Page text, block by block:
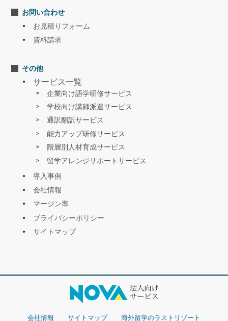
セミナー2022.3
NOVA×ジェック|無料セミナーを開催します！
<内容>「グローバル人財に求められる語学力とマインドセットの解
説セミナー」
NOVA×エイムソウル|無料セミナーを開催します！
<内容>「グローバル人材育成 把握と育成方法の解説セミナー」
- 2021年 -
お問い合わせ
お見積りフォーム
資料請求
その他
サービス一覧
企業向け語学研修サービス
学校向け講師派遣サービス
通訳翻訳サービス
能力アップ研修サービス
階層別人材育成サービス
留学アレンジサポートサービス
導入事例
会社情報
マージン率
プライバシーポリシー
サイトマップ
会社情報 サイトマップ 海外留学のラストリゾート